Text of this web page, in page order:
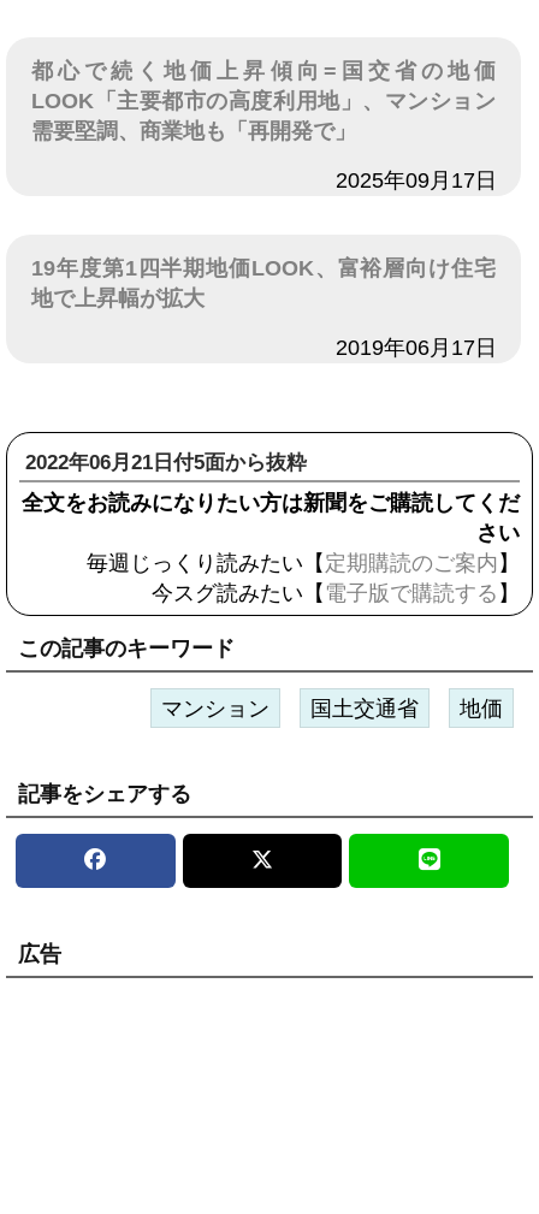
都心で続く地価上昇傾向=国交省の地価
LOOK「主要都市の高度利用地」、マンション
需要堅調、商業地も「再開発で」
2025年09月17日
19年度第1四半期地価LOOK、富裕層向け住宅
地で上昇幅が拡大
2019年06月17日
2022年06月21日付5面から抜粋
全文をお読みになりたい方は新聞をご購読してくだ
さい
毎週じっくり読みたい【 定期購読のご案内 】
今スグ読みたい【 電子版で購読する 】
この記事のキーワード
マンション 国土交通省 地価
記事をシェアする
広告